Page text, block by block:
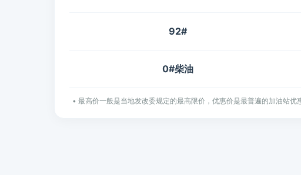
92#
0#柴油
• 最高价一般是当地发改委规定的最高限价，优惠价是最普遍的加油站优